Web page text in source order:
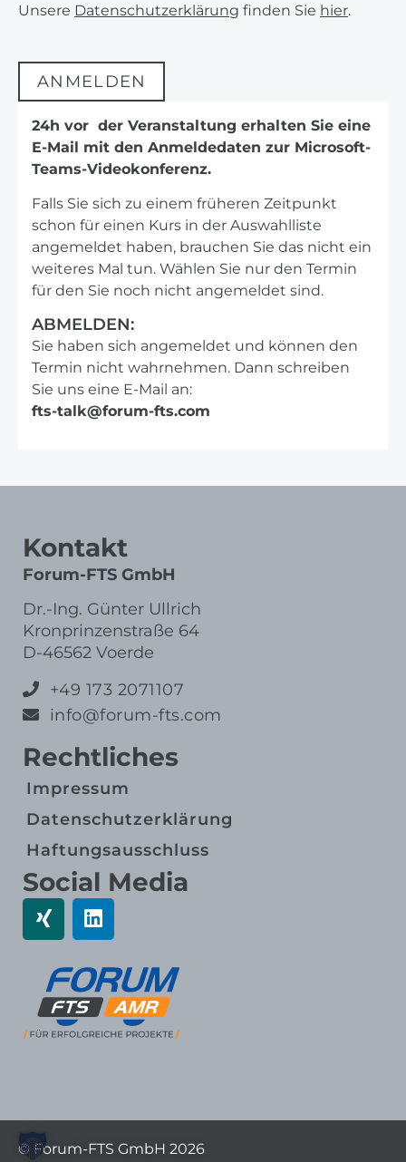
Unsere Datenschutzerklärung finden Sie hier.
ANMELDEN
24h vor der Veranstaltung erhalten Sie eine
E-Mail mit den Anmeldedaten zur Microsoft-
Teams-Videokonferenz.
Falls Sie sich zu einem früheren Zeitpunkt
schon für einen Kurs in der Auswahlliste
angemeldet haben, brauchen Sie das nicht ein
weiteres Mal tun. Wählen Sie nur den Termin
für den Sie noch nicht angemeldet sind.
ABMELDEN:
Sie haben sich angemeldet und können den
Termin nicht wahrnehmen. Dann schreiben
Sie uns eine E-Mail an:
fts-talk@forum-fts.com
Kontakt
Forum-FTS GmbH
Dr.-Ing. Günter Ullrich
Kronprinzenstraße 64
D-46562 Voerde
+49 173 2071107
info@forum-fts.com
Rechtliches
Impressum
Datenschutz­erklärung
Haftungs­ausschluss
Social Media
© Forum-FTS GmbH 2026